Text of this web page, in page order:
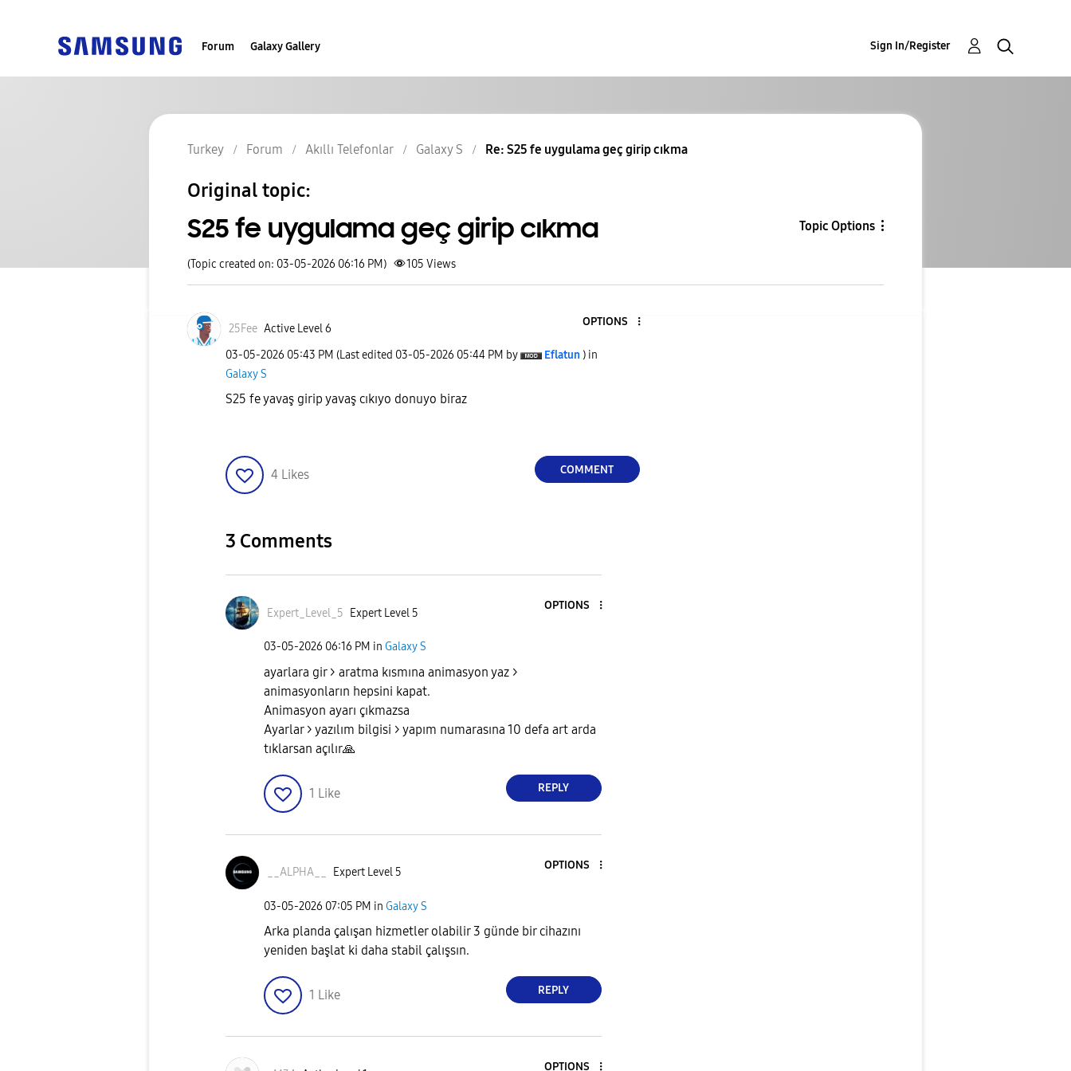
Forum Galaxy Gallery Sign In/Register
Turkey Forum Akıllı Telefonlar Galaxy S Re: S25 fe uygulama geç girip cıkma
Original topic:
S25 fe uygulama geç girip cıkma Topic Options
(Topic created on: 03-05-2026 06:16 PM) 105 Views
25Fee Active Level 6
OPTIONS
‎03-05-2026 05:43 PM (Last edited ‎03-05-2026 05:44 PM by Eflatun ) in
Galaxy S
S25 fe yavaş girip yavaş cıkıyo donuyo biraz
4 Likes COMMENT
3 Comments
Expert_Level_5 Expert Level 5
OPTIONS
‎03-05-2026 06:16 PM in Galaxy S
ayarlara gir > aratma kısmına animasyon yaz >
animasyonların hepsini kapat.
Animasyon ayarı çıkmazsa
Ayarlar > yazılım bilgisi > yapım numarasına 10 defa art arda
tıklarsan açılır🙏
1 Like REPLY
__ALPHA__ Expert Level 5
OPTIONS
‎03-05-2026 07:05 PM in Galaxy S
Arka planda çalışan hizmetler olabilir 3 günde bir cihazını
yeniden başlat ki daha stabil çalışsın.
1 Like REPLY
OPTIONS